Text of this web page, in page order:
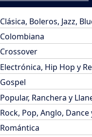
Clásica, Boleros, Jazz,
Colombiana
Crossover
Electrónica, Hip Hop y
Gospel
Popular, Ranchera y
Rock, Pop, Anglo, Dance
Romántica